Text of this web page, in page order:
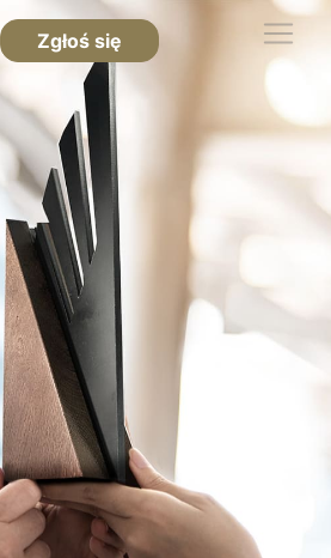
Zgłoś się